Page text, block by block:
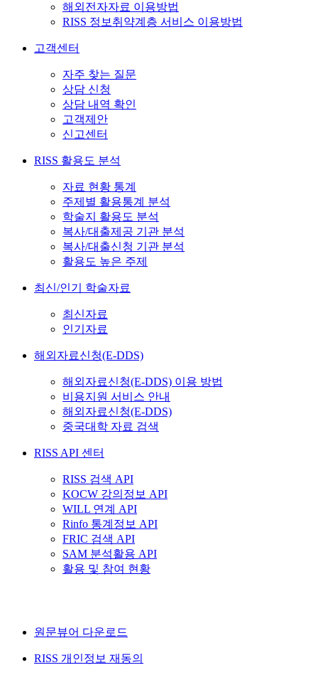
해외전자자료 이용방법
RISS 정보취약계층 서비스 이용방법
고객센터
자주 찾는 질문
상담 신청
상담 내역 확인
고객제안
신고센터
RISS 활용도 분석
자료 현황 통계
주제별 활용통계 분석
학술지 활용도 분석
복사/대출제공 기관 분석
복사/대출신청 기관 분석
활용도 높은 주제
최신/인기 학술자료
최신자료
인기자료
해외자료신청(E-DDS)
해외자료신청(E-DDS) 이용 방법
비용지원 서비스 안내
해외자료신청(E-DDS)
중국대학 자료 검색
RISS API 센터
RISS 검색 API
KOCW 강의정보 API
WILL 연계 API
Rinfo 통계정보 API
FRIC 검색 API
SAM 분석활용 API
활용 및 참여 현황
원문뷰어 다운로드
RISS 개인정보 재동의